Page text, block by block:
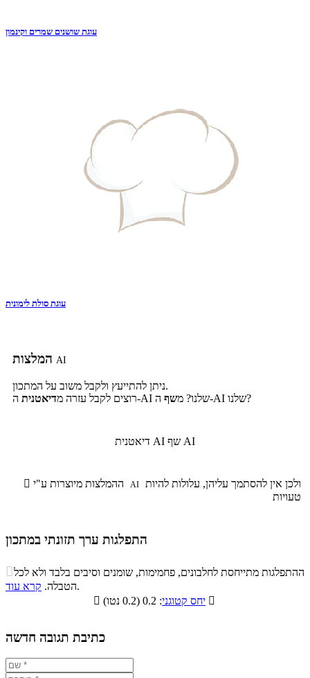
עוגת שושנים שמרים וקינמון
עוגת סולת לימונית
AI
ניתן להתייעץ ולקבל משוב על המתכון.
רוצים לקבל עזרה מדיאטנית ה-AI שלנו? משף ה-AI שלנו?
דיאטנית AI שף AI
 AI
טעויות
התפלגות ערך תזונתי במתכון
התפלגות ערך תזונתי במתכון
סיבים
תזונתיים
שומנים חלבונים
73.9%
ההתפלגות מתייחסת לחלבונים, פחמימות, שומנים וסיבים בלבד ולא לכל
הטבלה. קרא עוד
.

יחס קטוגני 
כתיבת תגובה חדשה